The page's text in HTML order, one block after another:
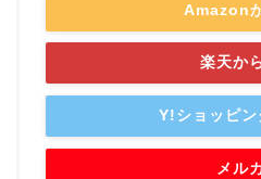
Amazon
楽天か
Y!ショッピン
メル